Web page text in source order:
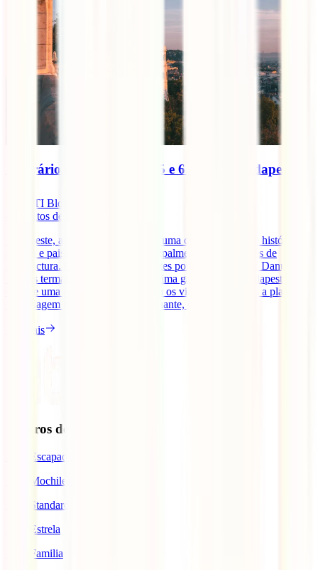
Itinerário de viagem de 4, 5 e 6 dias em Budapeste
IATI Blog
minutos de leitura
Budapeste, a capital da Hungria, é uma cidade repleta de história,
cultura e paisagens incríveis, principalmente para amantes de
arquitectura. Com as impressionantes pontes sobre o Rio Danúbio,
banhos termais relaxantes e uma ótima gastronomia, Budapeste
oferece uma experiência única para os viajantes. Se estás a planear
uma viagem para esta cidade fascinante, quer tenhas [...]
Ler mais
Seguros de Viagem
IATI Escapadinhas
IATI Mochileiro
IATI Standard
IATI Estrela
IATI Familia